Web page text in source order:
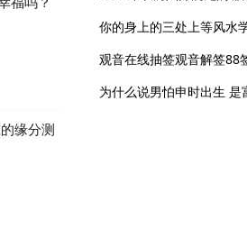
缘分测
为什么说男怕申时出生 是